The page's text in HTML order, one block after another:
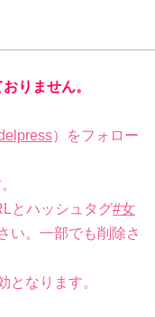
りません。
）をフォロー
とハッシュタグ#女
い。一部でも削除さ
となります。